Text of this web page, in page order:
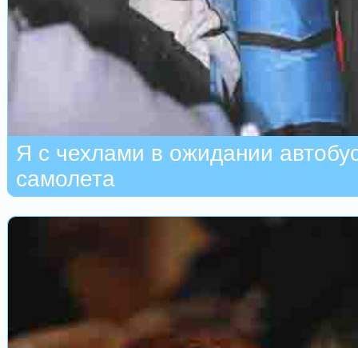
Я с чехлами в ожидании
самолета